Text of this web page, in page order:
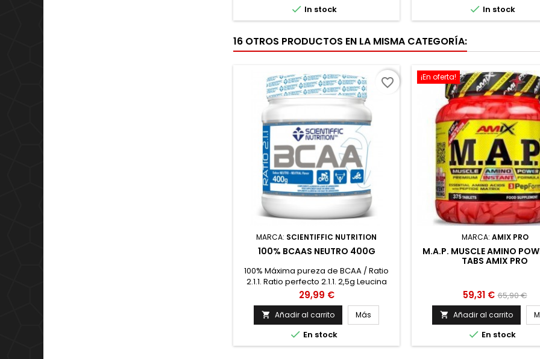
 In stock  In stock
16 OTROS PRODUCTOS EN LA MISMA CATEGORÍA:
MARCA: SCIENTIFFIC NUTRITION
100% BCAAS NEUTRO 400G
100% Máxima pureza de BCAA / Ratio
2.1.1. Ratio perfecto 2.1.1. 2,5g Leucina
1,25g Isoleucina 1,25g Valina Sabores:
Neutro Envase: 400g
Precio
29,99 €
 Añadir al carrito Más
 En stock
favorite_border ¡En oferta!
MARCA: AMIX PRO
M.A.P. MUSCLE AMINO
TABS AMIX PRO
Precio
59,31 € Precio
base
65,90 €
 Añadir al carrito
 En stock